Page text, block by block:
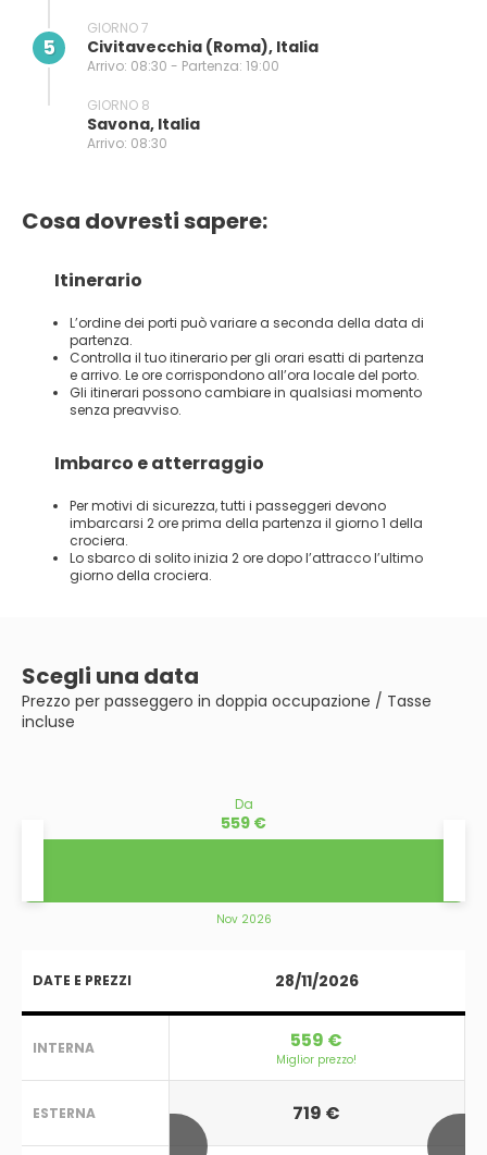
5
GIORNO 7
Civitavecchia (Roma), Italia
Arrivo: 08:30 - Partenza: 19:00
GIORNO 8
Savona, Italia
Arrivo: 08:30
Cosa dovresti sapere:
Itinerario
L’ordine dei porti può variare a seconda della data di
partenza.
Controlla il tuo itinerario per gli orari esatti di partenza
e arrivo. Le ore corrispondono all’ora locale del porto.
Gli itinerari possono cambiare in qualsiasi momento
senza preavviso.
Imbarco e atterraggio
Per motivi di sicurezza, tutti i passeggeri devono
imbarcarsi 2 ore prima della partenza il giorno 1 della
crociera.
Lo sbarco di solito inizia 2 ore dopo l’attracco l’ultimo
giorno della crociera.
Scegli una data
Prezzo per passeggero in doppia occupazione / Tasse
incluse
Da
559 €
Nov 2026
DATE E PREZZI
INTERNA
ESTERNA
28/11/2026
559 €
Miglior prezzo!
719 €